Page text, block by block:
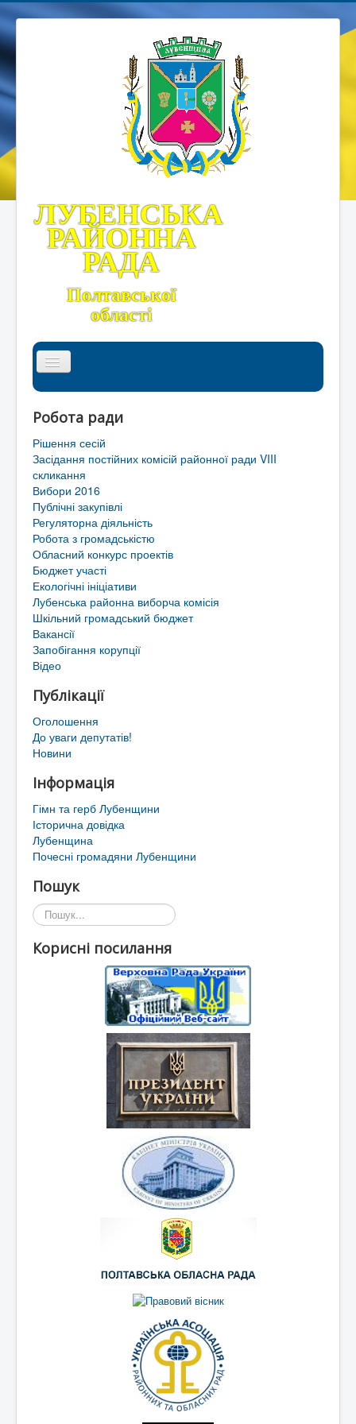
ЛУБЕНСЬКА
РАЙОННА
РАДА
Полтавської
області
Районна рада
Мапа сайту
Контакти
Територіальні громади Лубенського району
Робота ради
Рішення сесій
Засідання постійних комісій районної ради VIII
скликання
Вибори 2016
Публічні закупівлі
Регуляторна діяльність
Робота з громадськістю
Обласний конкурс проектів
Бюджет участі
Екологічні ініціативи
Лубенська районна виборча комісія
Шкільний громадський бюджет
Вакансії
Запобігання корупції
Відео
Публікації
Оголошення
До уваги депутатів!
Новини
Інформація
Гімн та герб Лубенщини
Історична довідка
Лубенщина
Почесні громадяни Лубенщини
Пошук
Пошук...
Корисні посилання